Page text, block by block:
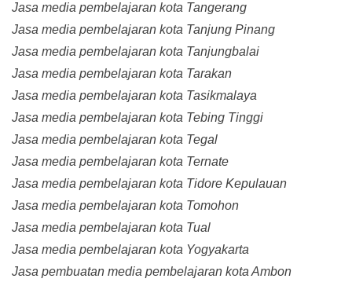
Jasa media pembelajaran kota Tangerang
Jasa media pembelajaran kota Tanjung Pinang
Jasa media pembelajaran kota Tanjungbalai
Jasa media pembelajaran kota Tarakan
Jasa media pembelajaran kota Tasikmalaya
Jasa media pembelajaran kota Tebing Tinggi
Jasa media pembelajaran kota Tegal
Jasa media pembelajaran kota Ternate
Jasa media pembelajaran kota Tidore Kepulauan
Jasa media pembelajaran kota Tomohon
Jasa media pembelajaran kota Tual
Jasa media pembelajaran kota Yogyakarta
Jasa pembuatan media pembelajaran kota Ambon